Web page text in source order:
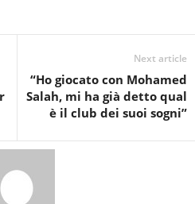
Next article
“Ho giocato con Mohamed
Salah, mi ha già detto qual
è il club dei suoi sogni”